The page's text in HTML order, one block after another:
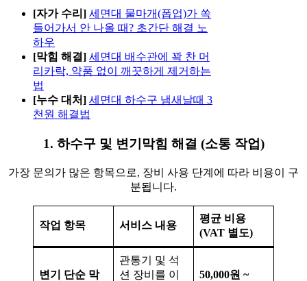
[자가 수리] 세면대 물마개(폽업)가 쏙
들어가서 안 나올 때? 초간단 해결 노
하우
[막힘 해결] 세면대 배수관에 꽉 찬 머
리카락, 약품 없이 깨끗하게 제거하는
법
[누수 대처] 세면대 하수구 냄새날때 3
천원 해결법
1. 하수구 및 변기막힘 해결 (소통 작업)
가장 문의가 많은 항목으로, 장비 사용 단계에 따라 비용이 구
분됩니다.
작업 항목 서비스 내용
평균 비용
(VAT 별도)
변기 단순 막
관통기 및 석
션 장비를 이
50,000원 ~